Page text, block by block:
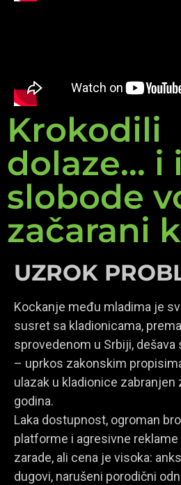
Krokodili
dolaze... i
slobode
začarani
UZROK
Kockanje među mladima je
susret sa kladionicama,
sprovedenom u Srbiji, dešava
– uprkos zakonskim
ulazak u kladionice zabranjen
godina.
Laka dostupnost, ogroman
platforme i agresivne
zarade, ali cena je visoka:
dugovi, narušeni porodični